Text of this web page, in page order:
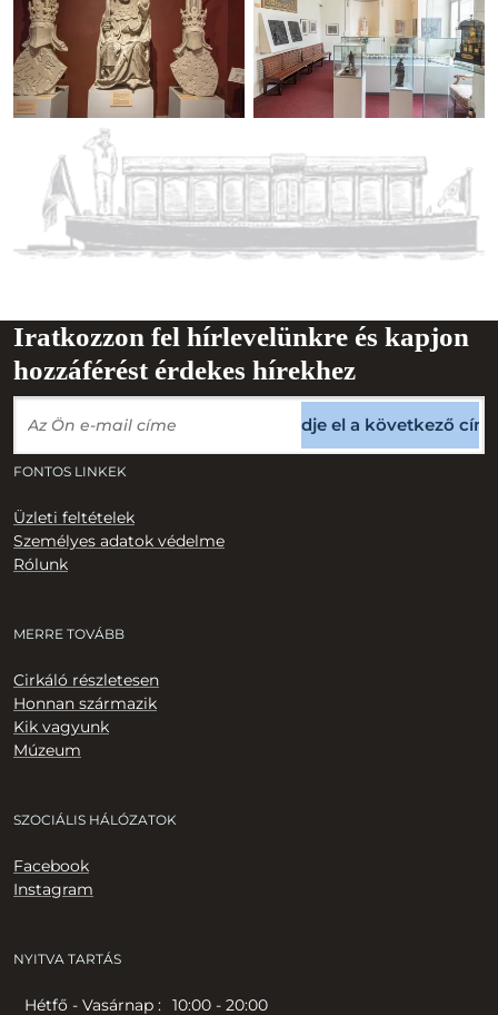
Iratkozzon fel hírlevelünkre és kapjon
hozzáférést érdekes hírekhez
Küldje el a következő
FONTOS LINKEK
Üzleti feltételek
Személyes adatok védelme
Rólunk
MERRE TOVÁBB
Cirkáló részletesen
Honnan származik
Kik vagyunk
Múzeum
SZOCIÁLIS HÁLÓZATOK
Facebook
Instagram
NYITVA TARTÁS
Hétfő - Vasárnap : 10:00 - 20:00